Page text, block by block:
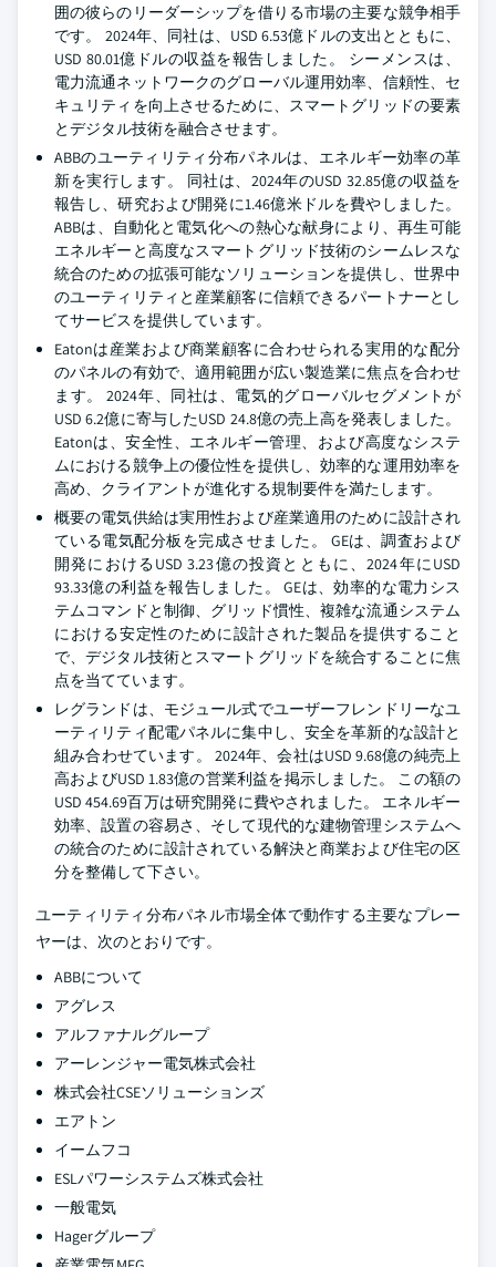
囲の彼らのリーダーシップを借りる市場の主要な競争相手
です。 2024年、同社は、USD 6.53億ドルの支出とともに、
USD 80.01億ドルの収益を報告しました。 シーメンスは、
電力流通ネットワークのグローバル運用効率、信頼性、セ
キュリティを向上させるために、スマートグリッドの要素
とデジタル技術を融合させます。
ABBのユーティリティ分布パネルは、エネルギー効率の革
新を実行します。 同社は、2024年のUSD 32.85億の収益を
報告し、研究および開発に1.46億米ドルを費やしました。
ABBは、自動化と電気化への熱心な献身により、再生可能
エネルギーと高度なスマートグリッド技術のシームレスな
統合のための拡張可能なソリューションを提供し、世界中
のユーティリティと産業顧客に信頼できるパートナーとし
てサービスを提供しています。
Eatonは産業および商業顧客に合わせられる実用的な配分
のパネルの有効で、適用範囲が広い製造業に焦点を合わせ
ます。 2024年、同社は、電気的グローバルセグメントが
USD 6.2億に寄与したUSD 24.8億の売上高を発表しました。
Eatonは、安全性、エネルギー管理、および高度なシステ
ムにおける競争上の優位性を提供し、効率的な運用効率を
高め、クライアントが進化する規制要件を満たします。
概要の電気供給は実用性および産業適用のために設計され
ている電気配分板を完成させました。 GEは、調査および
開発におけるUSD 3.23億の投資とともに、2024年にUSD
93.33億の利益を報告しました。 GEは、効率的な電力シス
テムコマンドと制御、グリッド慣性、複雑な流通システム
における安定性のために設計された製品を提供すること
で、デジタル技術とスマートグリッドを統合することに焦
点を当てています。
レグランドは、モジュール式でユーザーフレンドリーなユ
ーティリティ配電パネルに集中し、安全を革新的な設計と
組み合わせています。 2024年、会社はUSD 9.68億の純売上
高およびUSD 1.83億の営業利益を掲示しました。 この額の
USD 454.69百万は研究開発に費やされました。 エネルギー
効率、設置の容易さ、そして現代的な建物管理システムへ
の統合のために設計されている解決と商業および住宅の区
分を整備して下さい。
ユーティリティ分布パネル市場全体で動作する主要なプレー
ヤーは、次のとおりです。
ABBについて
アグレス
アルファナルグループ
アーレンジャー電気株式会社
株式会社CSEソリューションズ
エアトン
イームフコ
ESLパワーシステムズ株式会社
一般電気
Hagerグループ